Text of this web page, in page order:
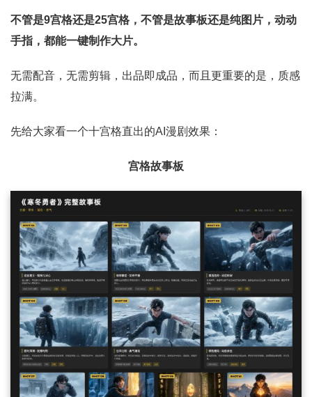
不管是9宫格还是25宫格，不管是故事板还是纯图片，动动
手指，都能一键制作大片。
无需配音，无需剪辑，出品即成品，而且更重要的是，质感
拉满。
先给大家看一个十宫格直出的AI漫剧效果：
宫格故事板